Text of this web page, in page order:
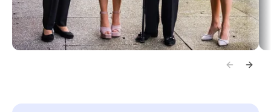
Prinses Beatrix en prinses Mabel bij de uitreiking van de Prins